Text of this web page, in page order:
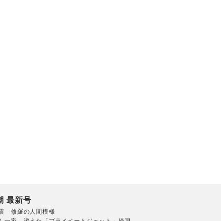
最新号
修羅の人間模様